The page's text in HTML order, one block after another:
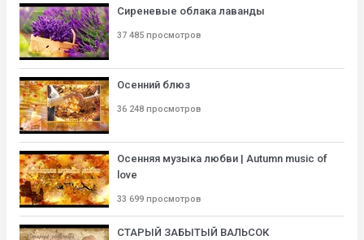
Сиреневые облака лаванды
37 485 просмотров
Осенний блюз
36 248 просмотров
Осенняя музыка любви | Autumn music of
love
33 699 просмотров
СТАРЫЙ ЗАБЫТЫЙ ВАЛЬСОК